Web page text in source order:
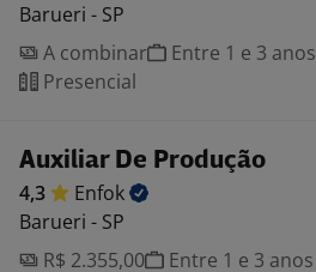
Barueri - SP
A combinar
Entre 1 e 3 anos
Presencial
Auxiliar De Produção
4,3
Enfok
Barueri - SP
R$ 2.355,00
Entre 1 e 3 anos